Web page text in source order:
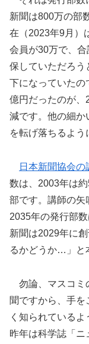
新聞は800万の部
在（2023年9月）
会員が30万で、
保していただろう
下になっていたの
億円だったのが、
減です。他の細か
を転げ落ちるよう
日本新聞協会の
数は、2003年は
部です。講師の矢
2035年の発行部
新聞は2029年に
るかどうか…」と
勿論、マスコミ
聞ですから、手
く知られているよ
昨年は科学誌「ニ